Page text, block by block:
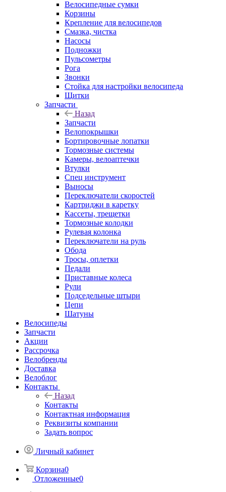
Велосипедные сумки
Корзины
Крепление для велосипедов
Смазка, чистка
Насосы
Подножки
Пульсометры
Рога
Звонки
Стойка для настройки велосипеда
Щитки
Запчасти
Назад
Запчасти
Велопокрышки
Бортировочные лопатки
Тормозные системы
Камеры, велоаптечки
Втулки
Спец инструмент
Выносы
Переключатели скоростей
Картриджи в каретку
Кассеты, трещетки
Тормозные колодки
Рулевая колонка
Переключатели на руль
Обода
Тросы, оплетки
Педали
Приставные колеса
Рули
Подседельные штыри
Цепи
Шатуны
Велосипеды
Запчасти
Акции
Рассрочка
Велобренды
Доставка
Велоблог
Контакты
Назад
Контакты
Контактная информация
Реквизиты компании
Задать вопрос
Личный кабинет
Корзина0
Отложенные0